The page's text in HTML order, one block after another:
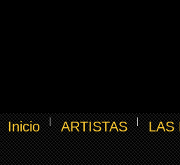
Inicio ARTISTAS LAS